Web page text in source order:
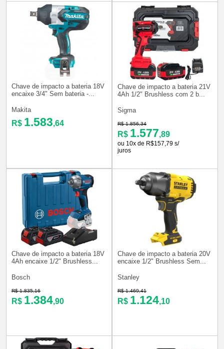
Chave de impacto a bateria 18V
encaixe 3/4" Sem bateria -...
Makita
R$ 1.583,64
Chave de impacto a bateria 21V
4Ah 1/2" Brushless com 2 b...
Sigma
R$ 1.856,34
R$ 1.577,89
ou 10x de R$157,79 s/
juros
Chave de impacto a bateria 18V
4Ah encaixe 1/2" Brushless...
Bosch
R$ 1.835,16
R$ 1.384,90
Chave de impacto a bateria 20V
encaixe 1/2" Brushless Sem...
Stanley
R$ 1.469,41
R$ 1.124,10